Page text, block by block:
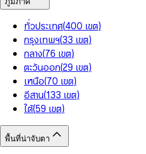
ทั่วประเทศ(400 เขต)
กรุงเทพฯ(33 เขต)
กลาง(76 เขต)
ตะวันออก(29 เขต)
เหนือ(70 เขต)
อีสาน(133 เขต)
ใต้(59 เขต)
พื้นที่น่าจับตา